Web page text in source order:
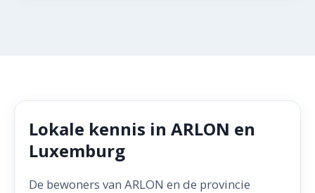
Lokale kennis in ARLON en
Luxemburg
De bewoners van ARLON en de provincie